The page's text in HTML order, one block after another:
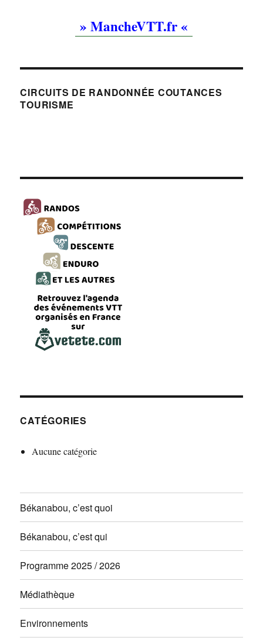
» MancheVTT.fr «
CIRCUITS DE RANDONNÉE COUTANCES
TOURISME
CATÉGORIES
Aucune catégorie
Békanabou, c’est quoi
Békanabou, c’est qui
Programme 2025 / 2026
Médiathèque
Environnements